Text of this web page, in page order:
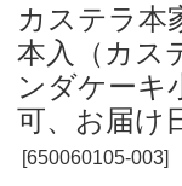
カステラ
本入（カス
ンダケーキ
可、お届け
[650060105-003]